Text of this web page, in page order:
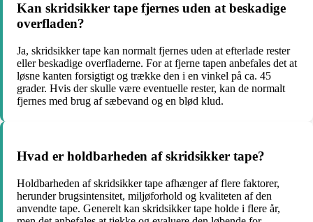
Kan skridsikker tape fjernes uden at beskadige
overfladen?
Ja, skridsikker tape kan normalt fjernes uden at efterlade rester
eller beskadige overfladerne. For at fjerne tapen anbefales det at
løsne kanten forsigtigt og trække den i en vinkel på ca. 45
grader. Hvis der skulle være eventuelle rester, kan de normalt
fjernes med brug af sæbevand og en blød klud.
Hvad er holdbarheden af skridsikker tape?
Holdbarheden af skridsikker tape afhænger af flere faktorer,
herunder brugsintensitet, miljøforhold og kvaliteten af den
anvendte tape. Generelt kan skridsikker tape holde i flere år,